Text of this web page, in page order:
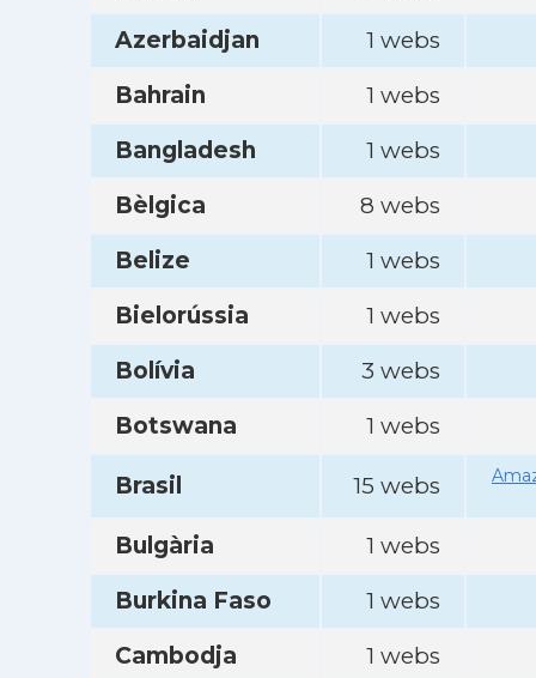
Azerbaidjan
1 webs
Bahrain
1 webs
Bangladesh
1 webs
Bèlgica
8 webs
Belize
1 webs
Bielorússia
1 webs
Bolívia
3 webs
Botswana
1 webs
Brasil 15 webs
Bulgària
1 webs
Burkina Faso
1 webs
Cambodja
1 webs